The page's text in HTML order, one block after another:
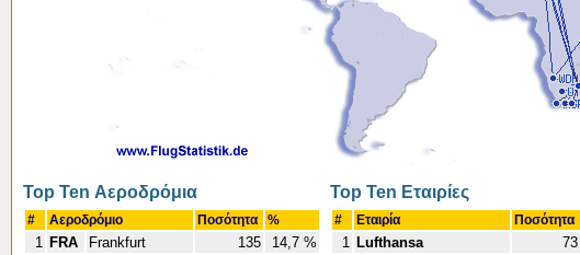
Top Ten Αεροδρόμια
# Αεροδρόμιο Ποσότητα %
1 FRA Frankfurt 135
14,7 %
Top Ten Εταιρίες
# Εταιρία Ποσότητα
1 Lufthansa 73